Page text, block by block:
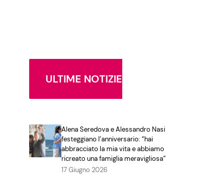
ULTIME NOTIZIE
Alena Seredova e Alessandro Nasi
festeggiano l’anniversario: “hai
abbracciato la mia vita e abbiamo
ricreato una famiglia meravigliosa”
17 Giugno 2026